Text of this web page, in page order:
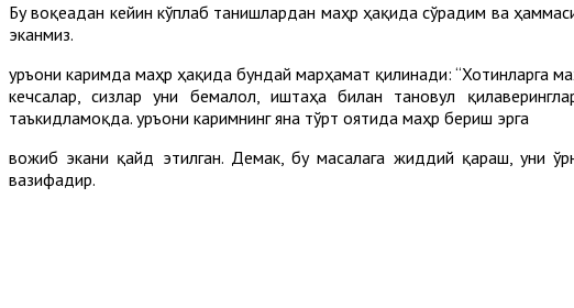
Бу воқеадан кейин кўплаб танишлардан маҳр ҳақида сўрадим ва
эканмиз.
Қуръони каримда маҳр ҳақида бундай марҳамат қилинади: “Хотинларга
кечсалар, сизлар уни бемалол, иштаҳа билан тановул
таъкидламоқда. Қуръони каримнинг яна тўрт оятида маҳр бериш эрга
вожиб экани қайд этилган. Демак, бу масалага жиддий қараш, уни
вазифадир.